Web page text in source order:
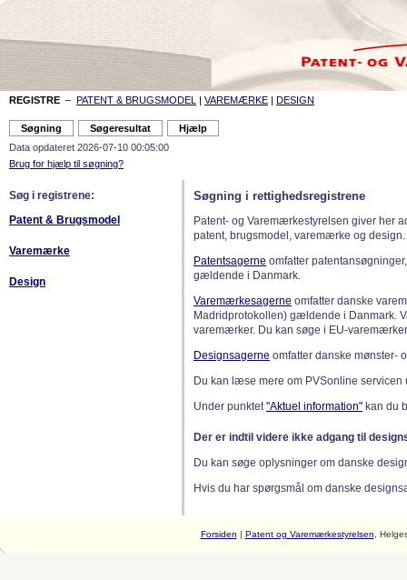
REGISTRE – PATENT & BRUGSMODEL | VAREMÆRKE | DESIGN
Data opdateret 2026-07-10 00:05:00
Brug for hjælp til søgning?
Søg i registrene:
Patent & Brugsmodel
Varemærke
Design
Søgning i rettighedsregistrene
Patent- og Varemærkestyrelsen giver her
patent, brugsmodel, varemærke og design.
Patentsagerne omfatter
gældende i Danmark.
Varemærkesagerne omfatter danske
Madridprotokollen) gældende i Danmark.
varemærker. Du kan søge i EU-
Designsagerne omfatter danske mønster-
Du kan læse mere om PVSonline
Under punktet"Aktuel information" kan du
Der er indtil videre ikke adgang til
Du kan søge oplysninger om danske
Hvis du har spørgsmål om danske
Forsiden | Patent og Varemærkestyrelsen ,